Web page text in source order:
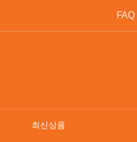
FAQ
최신상품